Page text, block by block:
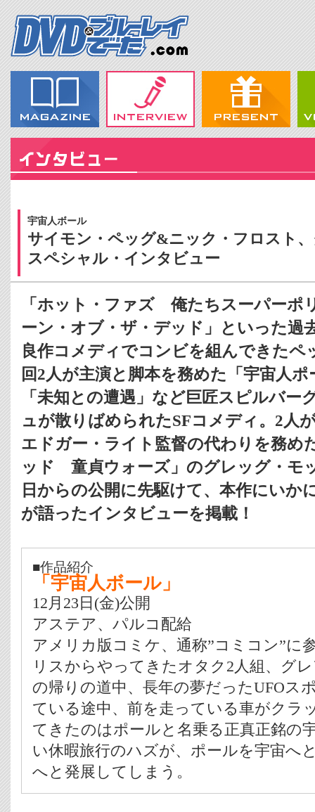
宇宙人ボール
サイモン・ペッグ&ニック・フロスト
スペシャル・インタビュー
「ホット・ファズ 俺たちスーパーポ
ーン・オブ・ザ・デッド」といった過
良作コメディでコンビを組んできたペ
回2人が主演と脚本を務めた「宇宙人
「未知との遭遇」など巨匠スピルバー
ュが散りばめられたSFコメディ。2人
エドガー・ライト監督の代わりを務め
ッド 童貞ウォーズ」のグレッグ・モ
日からの公開に先駆けて、本作にいか
が語ったインタビューを掲載！
■作品紹介
「宇宙人ボール」
12月23日(金)公開
アステア、パルコ配給
アメリカ版コミケ、通称”コミコン”に
リスからやってきたオタク2人組、グ
の帰りの道中、長年の夢だったUFOス
ている途中、前を走っている車がク
てきたのはポールと名乗る正真正銘の
い休暇旅行のハズが、ポールを宇宙へ
へと発展してしまう。